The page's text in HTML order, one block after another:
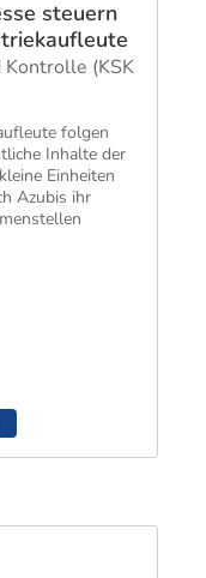
steuern
Kontrolle (KSK
folgen
Inhalte der
Einheiten
Azubis ihr